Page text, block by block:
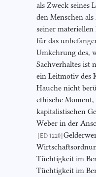
als Zweck seines
den Menschen
seiner materiellen
für das
Umkehrung des,
Sachverhaltes ist
ein Leitmotiv des
Hauche nicht
ethische Moment,
kapitalistischen
Weber in der
[ED 1220]
Tüchtigkeit im
Tüchtigkeit im